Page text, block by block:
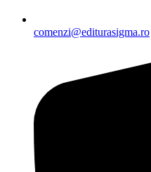
comenzi@editurasigma.ro